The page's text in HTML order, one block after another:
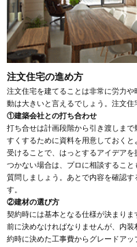
注文住宅の進め方
注文住宅を建てることは非常に労力
動は大きいと言えるでしょう。注文住
①建築会社との打ち合わせ
打ち合せは計画段階から引き渡しま
すくするために資料を用意しておく
受けることで、はっとするアイデア
つかない場合は、プロに相談すること
質問しましょう。あとで内容を確認
す。
②建材の選び方
契約時には基本となる仕様が決まり
前に決めなければなりませんが、内
約時に決めた工事費からグレードアッ